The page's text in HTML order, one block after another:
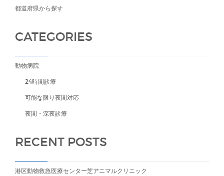
都道府県から探す
CATEGORIES
動物病院
24時間診療
可能な限り夜間対応
夜間・深夜診療
RECENT POSTS
港区動物救急医療センター芝アニマルクリニック